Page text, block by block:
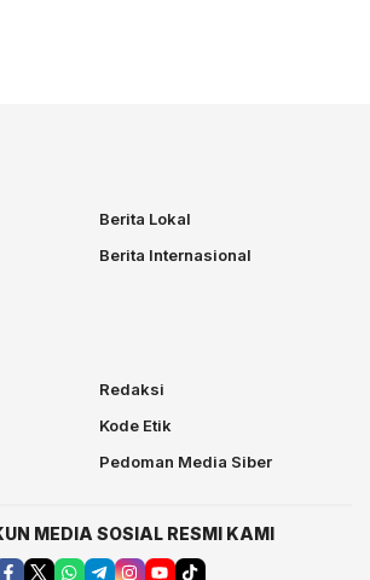
Berita Lokal
Berita Internasional
Redaksi
Kode Etik
Pedoman Media Siber
MEDIA SOSIAL RESMI KAMI